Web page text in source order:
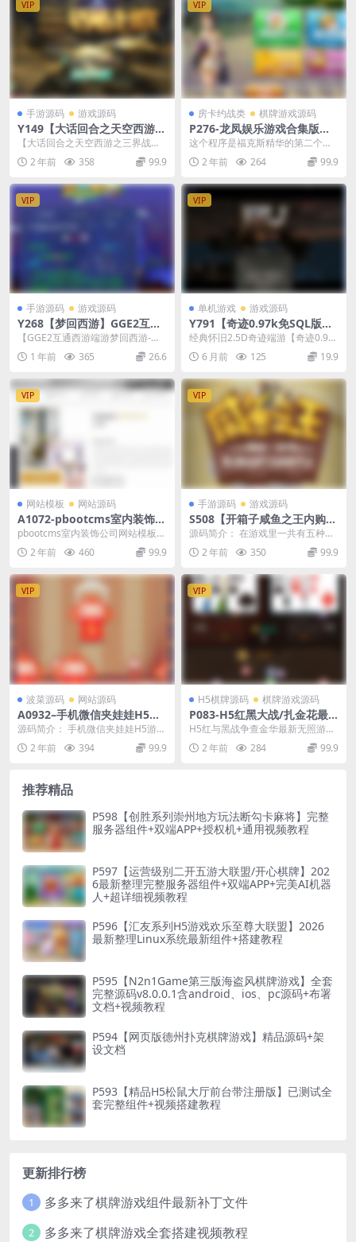
VIP
手游源码 游戏源码
Y149【大话回合之天空西游之
三界战歌完整修复版-附带源
码】Q萌剧情角色扮演大话回
合手游-Linux服务端源码视频
附带源码-苹果IOS安卓双端版
本
【大话回合之天空西游之三界战歌
完整修复版-附带源码】经典Q萌剧
情角色扮演大话回合...
2 年前 358 99.9
VIP
房卡约战类 棋牌游戏源码
P276-龙凤娱乐游戏合集版本
金币+房卡+安卓苹果双端APP
这个程序是福克斯精华的第二个开
发版本。该游戏支持金币和房卡的
双模式游戏，并支持朋...
2 年前 264 99.9
VIP
手游源码 游戏源码
Y268【梦回西游】GGE2互通
三端版丨经典剧情回合制丨独
家源码+Win服务端
【GGE2互通西游端游梦回西游-附
带全套源码】站长推荐经典角色扮
演类剧情回合端游...
1 年前 365 26.6
VIP
单机游戏 游戏源码
Y791【奇迹0.97k免SQL版】
经典怀旧2.5D奇迹端游2026整
理Win一键即玩服务端+PC客
户端+教程
经典怀旧2.5D奇迹端游【奇迹0.97k
免SQL版】2026整理Win一键即玩
服...6 月前 125 19.9
VIP
网站模板 网站源码
A1072-pbootcms室内装饰公
司网站模板seo优化版 企业产
品展示通用型网站模板
pbootcms室内装饰公司网站模板，
带手机端，Pbootcms内核开发，利
于s...2 年前 460 99.9
VIP
手游源码 游戏源码
S508【开箱子咸鱼之王内购修
复优化-附带APK完美运营无b
ug最终版】三网H5全网通稀
有卡牌回合手游/Linux服务端
网H5+安卓版本
源码简介： 在游戏里一共有五种不
同的宝箱，而每每种不同的宝箱开
启获得的奖励也是有...
2 年前 350 99.9
VIP
波菜源码 网站源码
A0932–手机微信夹娃娃H5游
戏源码 全开源、无加密
源码简介： 手机微信夹娃娃H5游戏
源码 全开源、无加密，PHP夹娃娃
机程序源码，...
2 年前 394 99.9
VIP
H5棋牌源码 棋牌游戏源码
P083-H5红黑大战/扎金花最
新无授权游戏源码支持6级返
H5红与黑战争查金华最新无照游戏
源码6级返利支付界面 除了大小，
还有一个特殊的下...
2 年前 284 99.9
推荐精品
P598【创胜系列崇州地方玩法断勾卡麻将】完整
服务器组件+双端APP+授权机+通用视频教程
P597【运营级别二开五游大联盟/开心棋牌】202
6最新整理完整服务器组件+双端APP+完美AI机器
人+超详细视频教程
P596【汇友系列H5游戏欢乐至尊大联盟】2026
最新整理Linux系统最新组件+搭建教程
P595【N2n1Game第三版海盗风棋牌游戏】全套
完整源码v8.0.0.1含android、ios、pc源码+布署
文档+视频教程
P594【网页版德州扑克棋牌游戏】精品源码+架
设文档
P593【精品H5松鼠大厅前台带注册版】已测试全
套完整组件+视频搭建教程
更新排行榜
1 多多来了棋牌游戏组件最新补丁文件
2 多多来了棋牌游戏全套搭建视频教程